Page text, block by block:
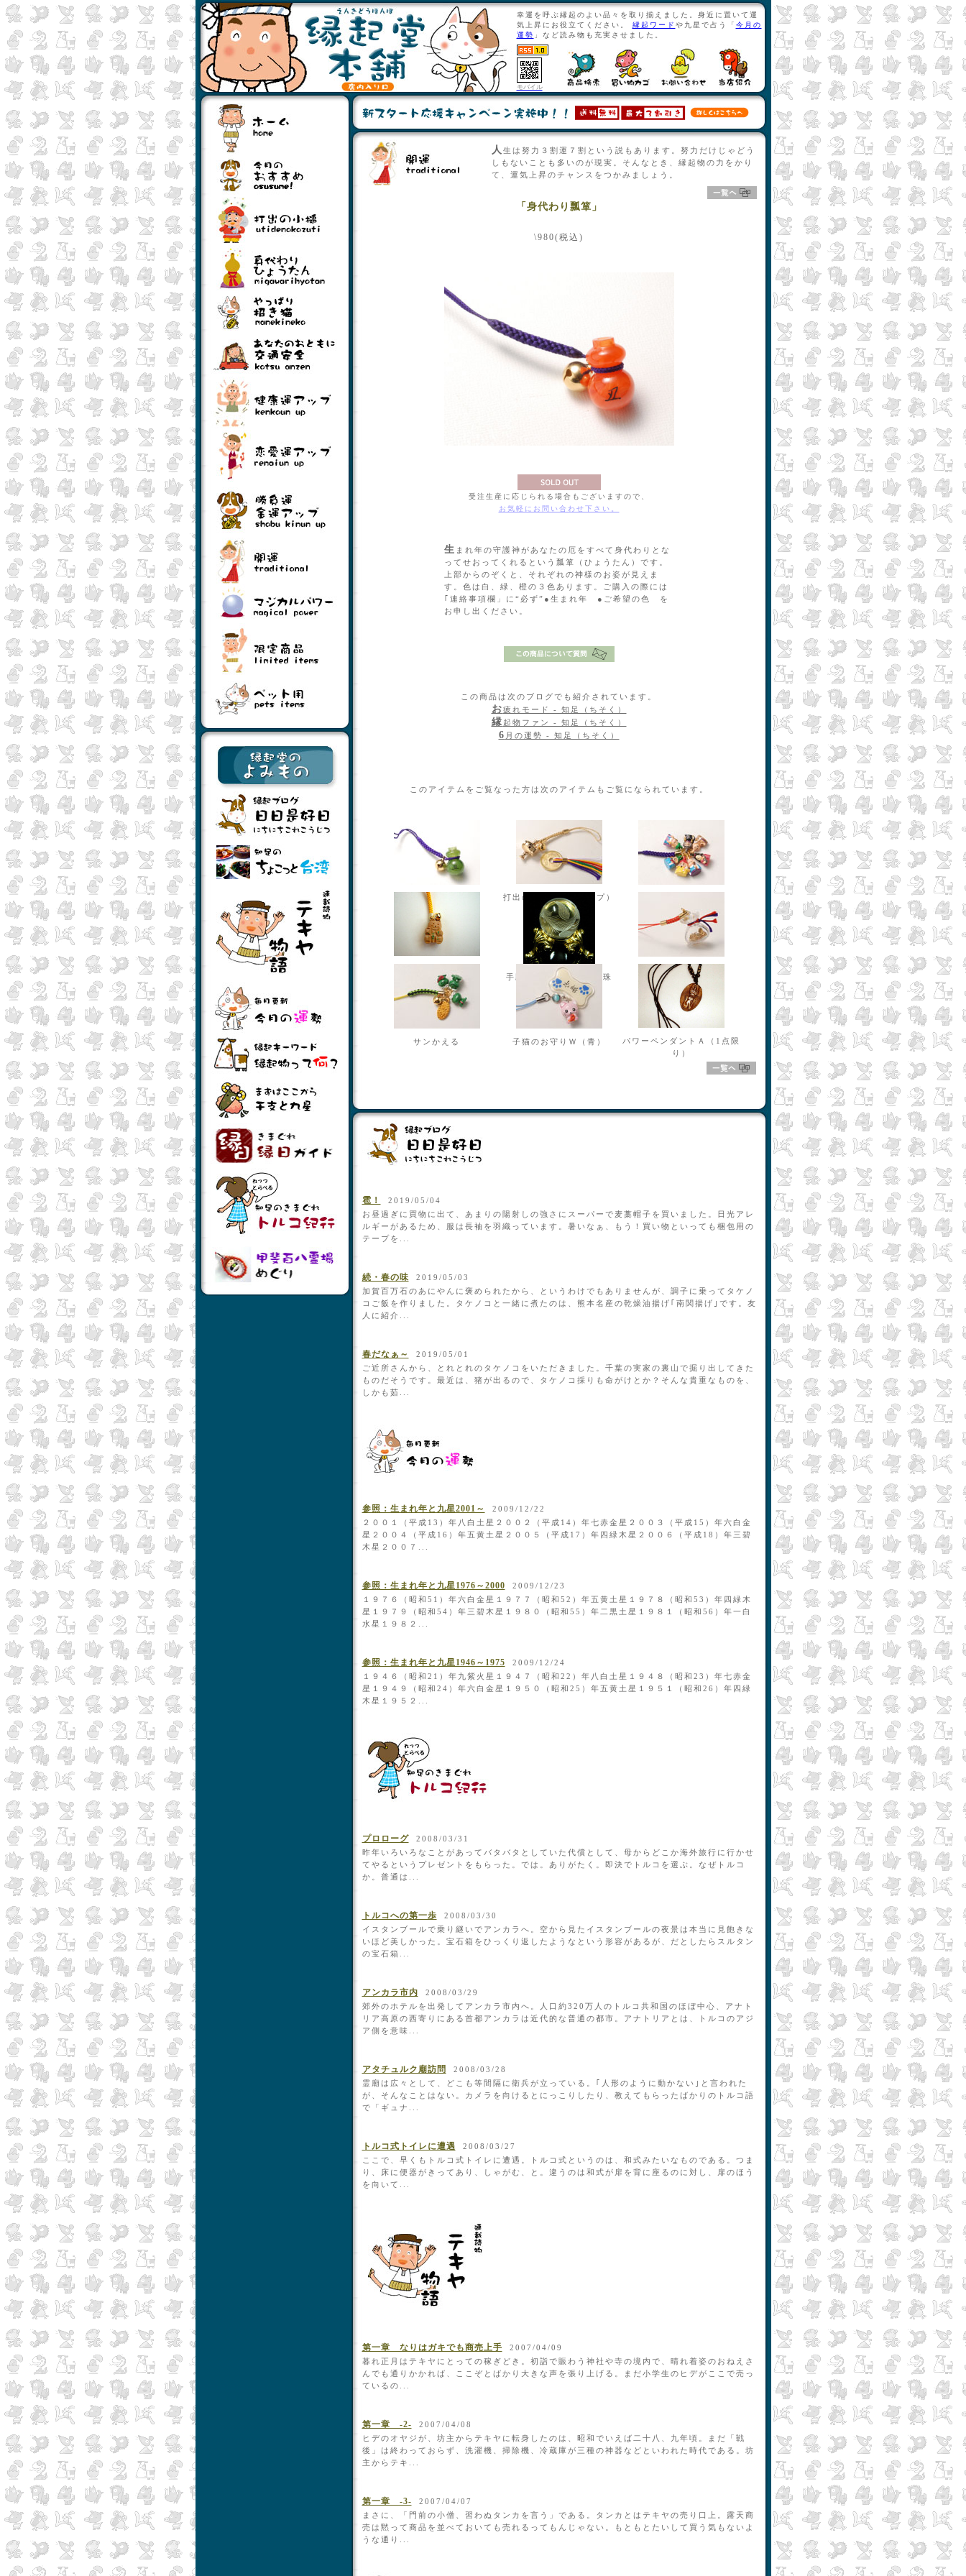
幸運を呼ぶ縁起のよい品々を取り揃えました。身近に置いて運
気上昇にお役立てください。 縁起ワード や九星で占う「 今月の
運勢 」など読み物も充実させました。
モバイル
人生は努力３割運７割という説もあります。努力だけじゃどう
しもないことも多いのが現実。そんなとき、縁起物の力をかり
て、運気上昇のチャンスをつかみましょう。
「身代わり瓢箪」
\980(税込)
受注生産に応じられる場合もございますので、
お気軽にお問い合わせ下さい。
生まれ年の守護神があなたの厄をすべて身代わりとな
ってせおってくれるという瓢箪（ひょうたん）です。
上部からのぞくと、それぞれの神様のお姿が見えま
す。色は白、緑、橙の３色あります。ご購入の際には
｢連絡事項欄」に“必ず”●生まれ年 ●ご希望の色 を
お申し出ください。
この商品は次のブログでも紹介されています。
お疲れモード - 知足（ちそく）
縁起物ファン - 知足（ちそく）
6月の運勢 - 知足（ちそく）
このアイテムをご覧なった方は次のアイテムもご覧になられています。
身代わり瓢箪 打出の小槌（ストラップ）
手彫り朱雀/天然水晶丸珠
開運巾着(赤)
サンかえる 子猫のお守りＷ（青）
パワーペンダントＡ（1点限
り）
雹！
2019/05/04
お昼過ぎに買物に出て、あまりの陽射しの強さにスーパーで麦藁帽子を買いました。日光アレ
ルギーがあるため、服は長袖を羽織っています。暑いなぁ、もう！買い物といっても梱包用の
テープを...
続・春の味
2019/05/03
加賀百万石のあにやんに褒められたから、というわけでもありませんが、調子に乗ってタケノ
コご飯を作りました。タケノコと一緒に煮たのは、熊本名産の乾燥油揚げ｢南関揚げ｣です。友
人に紹介...
春だなぁ～
2019/05/01
ご近所さんから、とれとれのタケノコをいただきました。千葉の実家の裏山で掘り出してきた
ものだそうです。最近は、猪が出るので、タケノコ採りも命がけとか？そんな貴重なものを、
しかも茹...
参照：生まれ年と九星2001～
2009/12/22
２００１（平成13）年八白土星２００２（平成14）年七赤金星２００３（平成15）年六白金
星２００４（平成16）年五黄土星２００５（平成17）年四緑木星２００６（平成18）年三碧
木星２００７...
参照：生まれ年と九星1976～2000
2009/12/23
１９７６（昭和51）年六白金星１９７７（昭和52）年五黄土星１９７８（昭和53）年四緑木
星１９７９（昭和54）年三碧木星１９８０（昭和55）年二黒土星１９８１（昭和56）年一白
水星１９８２...
参照：生まれ年と九星1946～1975
2009/12/24
１９４６（昭和21）年九紫火星１９４７（昭和22）年八白土星１９４８（昭和23）年七赤金
星１９４９（昭和24）年六白金星１９５０（昭和25）年五黄土星１９５１（昭和26）年四緑
木星１９５２...
プロローグ
2008/03/31
昨年いろいろなことがあってバタバタとしていた代償として、母からどこか海外旅行に行かせ
てやるというプレゼントをもらった。では。ありがたく。即決でトルコを選ぶ。なぜトルコ
か。普通は...
トルコへの第一歩
2008/03/30
イスタンブールで乗り継いでアンカラへ。空から見たイスタンブールの夜景は本当に見飽きな
いほど美しかった。宝石箱をひっくり返したようなという形容があるが、だとしたらスルタン
の宝石箱...
アンカラ市内
2008/03/29
郊外のホテルを出発してアンカラ市内へ。人口約320万人のトルコ共和国のほぼ中心、アナト
リア高原の西寄りにある首都アンカラは近代的な普通の都市。アナトリアとは、トルコのアジ
ア側を意味...
アタチュルク廟訪問
2008/03/28
霊廟は広々として、どこも等間隔に衛兵が立っている。｢人形のように動かない｣と言われた
が、そんなことはない。カメラを向けるとにっこりしたり、教えてもらったばかりのトルコ語
で「ギュナ...
トルコ式トイレに遭遇
2008/03/27
ここで、早くもトルコ式トイレに遭遇。トルコ式というのは、和式みたいなものである。つま
り、床に便器がきってあり、しゃがむ、と。違うのは和式が扉を背に座るのに対し、扉のほう
を向いて...
第一章 なりはガキでも商売上手
2007/04/09
暮れ正月はテキヤにとっての稼ぎどき。初詣で賑わう神社や寺の境内で、晴れ着姿のおねえさ
んでも通りかかれば、ここぞとばかり大きな声を張り上げる。まだ小学生のヒデがここで売っ
ているの...
第一章 -2-
2007/04/08
ヒデのオヤジが、坊主からテキヤに転身したのは、昭和でいえば二十八、九年頃。まだ「戦
後」は終わっておらず、洗濯機、掃除機、冷蔵庫が三種の神器などといわれた時代である。坊
主からテキ...
第一章 -3-
2007/04/07
まさに、「門前の小僧、習わぬタンカを言う」である。タンカとはテキヤの売り口上。露天商
売は黙って商品を並べておいても売れるってもんじゃない。もともとたいして買う気もないよ
うな通り...